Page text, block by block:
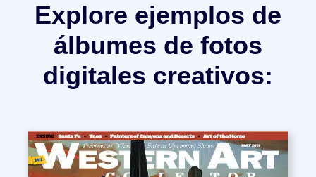
Explore ejemplos de
álbumes de fotos
digitales creativos: